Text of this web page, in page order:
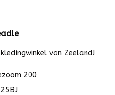
van Zeeland!
200